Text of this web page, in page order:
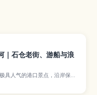
｜石仓老街、游船与浪
具人气的港口景点，沿岸保留
气灯，白天适合散步拍照，夜
外浪漫。文章介绍运河的历